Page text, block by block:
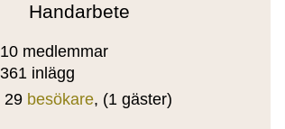
Handarbete
10 medlemmar
361 inlägg
29 besökare, (1 gäster)